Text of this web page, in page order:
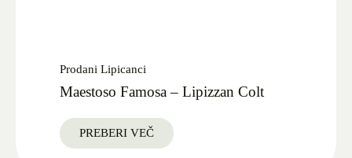
Prodani Lipicanci
Maestoso Famosa – Lipizzan Colt
PREBERI VEČ